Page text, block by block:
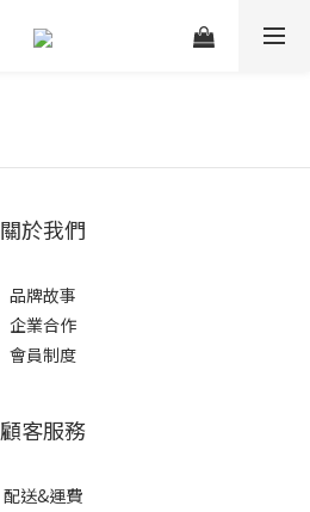
關於我們
品牌故事
企業合作
會員制度
顧客服務
配送&運費